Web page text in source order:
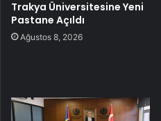
Trakya Üniversitesine Yeni
Pastane Açıldı
Ağustos 8, 2026